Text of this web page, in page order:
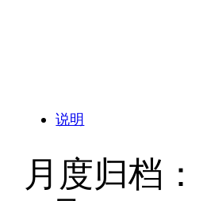
说明
月度归档：